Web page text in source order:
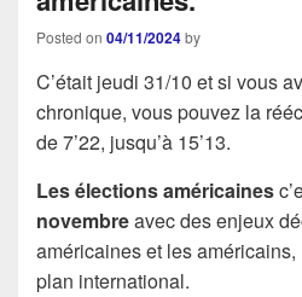
Posted on 04/11/2024by
C’était jeudi 31/10 et si vous
chronique, vous pouvez la
de 7’22, jusqu’à 15’13.
Les élections américaines
novembreavec des enjeux
américaines et les
plan international.